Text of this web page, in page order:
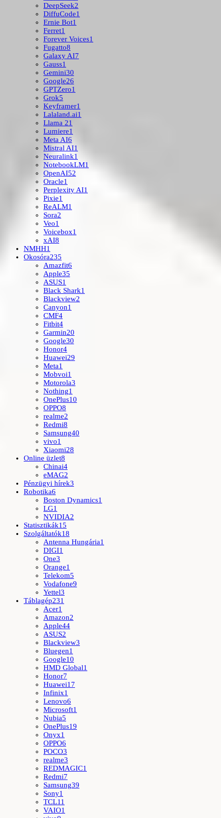
DeepSeek2
DiffuCode1
Ernie Bot1
Ferret1
Forever Voices1
Fugatto8
Galaxy AI7
Gauss1
Gemini30
Google26
GPTZero1
Grok5
Keyframer1
Lalaland.ai1
Llama 21
Lumiere1
Meta AI6
Mistral AI1
Neuralink1
NotebookLM1
OpenAI52
Oracle1
Perplexity AI1
Pixie1
ReALM1
Sora2
Veo1
Voicebox1
xAI8
NMHH1
Okosóra235
Amazfit6
Apple35
ASUS1
Black Shark1
Blackview2
Canyon1
CMF4
Fitbit4
Garmin20
Google30
Honor4
Huawei29
Meta1
Mobvoi1
Motorola3
Nothing1
OnePlus10
OPPO8
realme2
Redmi8
Samsung40
vivo1
Xiaomi28
Online üzlet8
Chinai4
eMAG2
Pénzügyi hírek3
Robotika6
Boston Dynamics1
LG1
NVIDIA2
Statisztikák15
Szolgáltatók18
Antenna Hungária1
DIGI1
One3
Orange1
Telekom5
Vodafone9
Yettel3
Táblagép231
Acer1
Amazon2
Apple44
ASUS2
Blackview3
Bluegen1
Google10
HMD Global1
Honor7
Huawei17
Infinix1
Lenovo6
Microsoft1
Nubia5
OnePlus19
Onyx1
OPPO6
POCO3
realme3
REDMAGIC1
Redmi7
Samsung39
Sony1
TCL11
VAIO1